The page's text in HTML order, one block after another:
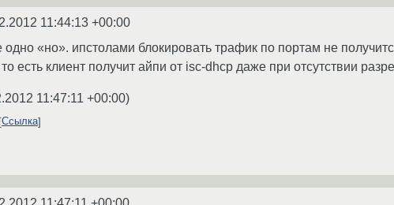
11:44:13 +00:00
одно «но». ипстолами блокировать трафик по портам не
есть клиент получит айпи от isc-dhcp даже при отсутствии
11:47:11 +00:00)
Ссылка